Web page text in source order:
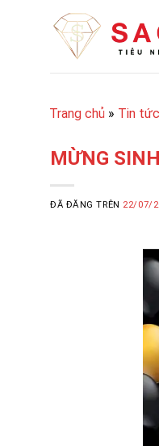
Trang chủ» Tin tức
MỪNG
ĐÃ ĐĂNG TRÊN 22/07/